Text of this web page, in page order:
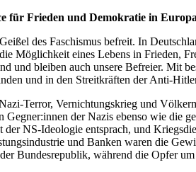
für Frieden und Demokratie in Europa
des Faschismus befreit. In
Möglichkeit eines Lebens in Frieden,
und bleiben auch unsere Befreier. Mit
und in den Streitkräften der Anti-
Terror, Vernichtungskrieg und
Gegner:innen der Nazis ebenso wie die
NS-Ideologie entsprach, und
und Banken waren die
Bundesrepublik, während die Opfer